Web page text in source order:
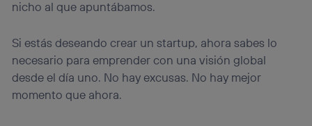
nicho al que apuntábamos.
Si estás deseando crear un startup, ahora sabes lo
necesario para emprender con una visión global
desde el día uno. No hay excusas. No hay mejor
momento que ahora.